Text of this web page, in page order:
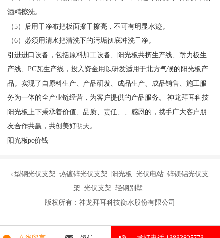
酒精擦洗。
（5）后用干净布把板面擦干擦亮，不可有明显水迹。
（6）必须用清水把清洗下的污垢彻底冲洗干净。
引进进口设备，包括原料加工设备、阳光板共挤生产线、耐力板生
产线、PC瓦生产线，投入资金用以研发适用于北方气候的阳光板产
品。实现了自原料生产、产品研发、成品生产、成品销售、施工服
务为一体的全产业链经营，为客户提供的产品服务。 神龙拜耳科技
阳光板上下秉承着价值、品质、责任、、感恩的，携手广大客户朋
友合作共赢，共创美好明天。
阳光板pc价钱
c型钢光伏支架 热镀锌光伏支架 阳光板 光伏电站 锌镁铝光伏支
架 光伏支架 轻钢别墅
版权所有：神龙拜耳科技衡水股份有限公司